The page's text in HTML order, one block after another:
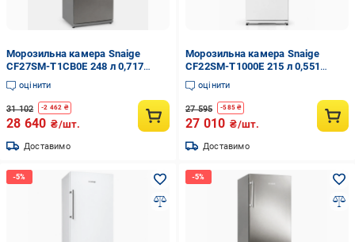
Морозильна камера Snaige
CF27SM-T1CB0E 248 л 0,717
кВт·год 163 см Нержавіюча
сталь (36521795)
оцінити
31 102 -2 462 ₴
28 640 ₴/шт.
Доставимо
Морозильна камера Snaige
CF22SM-T1000E 215 л 0,551
кВт·год 145 см Білий (36522312)
оцінити
27 595 -585₴
27 010 ₴/шт.
Доставимо